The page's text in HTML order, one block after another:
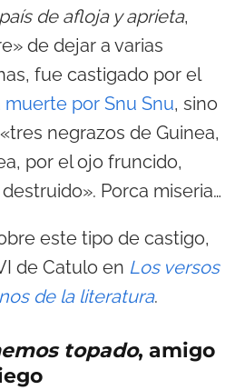
de afloja y aprieta,
de dejar a varias
fue castigado por el
muerte por Snu Snu, sino
negrazos de Guinea,
por el ojo fruncido,
Porca miseria…
este tipo de castigo,
de Catulo en Los versos
de la literatura.
topado, amigo